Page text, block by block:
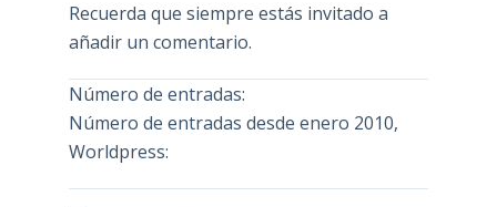
Recuerda que siempre estás invitado a
añadir un comentario.
Número de entradas:
Número de entradas desde enero 2010,
Worldpress: